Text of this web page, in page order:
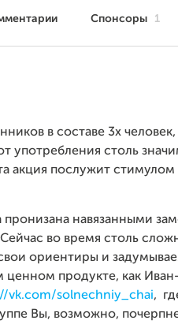
Спонсоры 1
в составе 3х
употребления столь
акция послужит
пронизана навязанными
во время столь
ориентиры и
ценном продукте, как
vk.com/solnechniy_chai,
Вы, возможно,